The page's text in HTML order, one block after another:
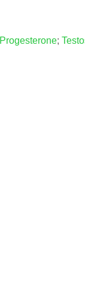
Progesterone;